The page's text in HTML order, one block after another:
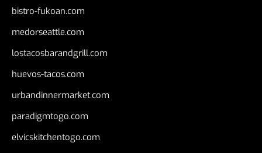
bistro-fukoan.com
medorseattle.com
lostacosbarandgrill.com
huevos-tacos.com
urbandinnermarket.com
paradigmtogo.com
elvicskitchentogo.com